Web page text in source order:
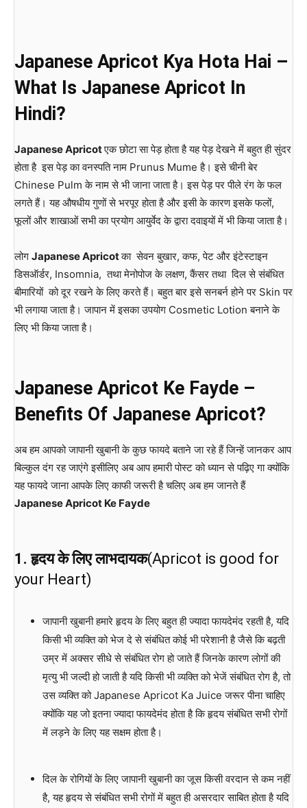
Japanese Apricot Kya Hota Hai –
What Is Japanese Apricot In
Hindi?
Japanese Apricotएक छोटा सा पेड़ होता है यह पेड़ देखने में बहुत ही सुंदर
होता है इस पेड़ का वनस्पति नाम Prunus Mume है। इसे चीनी बेर
Chinese Pulm के नाम से भी जाना जाता है। इस पेड़ पर पीले रंग के फल
लगते हैं। यह औषधीय गुणों से भरपूर होता है और इसी के कारण इसके फलों,
फूलों और शाखाओं सभी का प्रयोग आयुर्वेद के द्वारा दवाइयों में भी किया जाता है।
लोग Japanese Apricotका सेवन बुखार, कफ, पेट और इंटेस्टाइन
डिसऑर्डर, Insomnia, तथा मेनोपोज के लक्षण, कैंसर तथा दिल से संबंधित
बीमारियों को दूर रखने के लिए करते हैं। बहुत बार इसे सनबर्न होने पर Skin पर
भी लगाया जाता है। जापान में इसका उपयोग Cosmetic Lotion बनाने के
लिए भी किया जाता है।
Japanese Apricot Ke Fayde –
Benefits Of Japanese Apricot?
अब हम आपको जापानी खुबानी के कुछ फायदे बताने जा रहे हैं जिन्हें जानकर आप
बिल्कुल दंग रह जाएंगे इसीलिए अब आप हमारी पोस्ट को ध्यान से पढ़िए गा क्योंकि
यह फायदे जाना आपके लिए काफी जरूरी है चलिए अब हम जानते हैं
Japanese Apricot Ke Fayde
1. हृदय के लिए लाभदायक(Apricot is good for
your Heart)
जापानी खुबानी हमारे हृदय के लिए बहुत ही ज्यादा फायदेमंद रहती है, यदि
किसी भी व्यक्ति को भेज दे से संबंधित कोई भी परेशानी है जैसे कि बढ़ती
उम्र में अक्सर सीधे से संबंधित रोग हो जाते हैं जिनके कारण लोगों की
मृत्यु भी जल्दी हो जाती है यदि किसी भी व्यक्ति को भेजें संबंधित रोग है, तो
उस व्यक्ति को Japanese Apricot Ka Juice जरूर पीना चाहिए
क्योंकि यह जो इतना ज्यादा फायदेमंद होता है कि हृदय संबंधित सभी रोगों
में लड़ने के लिए यह सक्षम होता है।
दिल के रोगियों के लिए जापानी खुबानी का जूस किसी वरदान से कम नहीं
है, यह हृदय से संबंधित सभी रोगों में बहुत ही असरदार साबित होता है यदि